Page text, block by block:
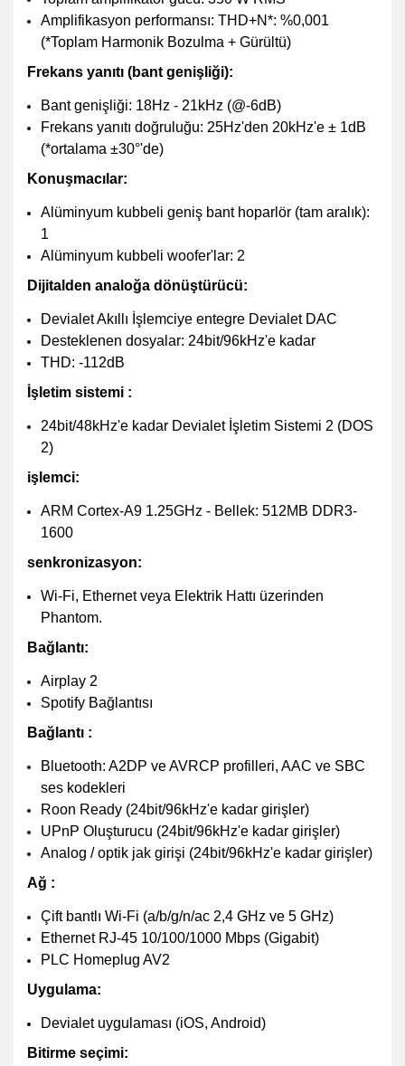
Amplifikasyon performansı: THD+N*: %0,001
(*Toplam Harmonik Bozulma + Gürültü)
Frekans yanıtı (bant genişliği):
Bant genişliği: 18Hz - 21kHz (@-6dB)
Frekans yanıtı doğruluğu: 25Hz'den 20kHz'e ± 1dB
(*ortalama ±30°'de)
Konuşmacılar:
Alüminyum kubbeli geniş bant hoparlör (tam aralık):
1
Alüminyum kubbeli woofer'lar: 2
Dijitalden analoğa dönüştürücü:
Devialet Akıllı İşlemciye entegre Devialet DAC
Desteklenen dosyalar: 24bit/96kHz'e kadar
THD: -112dB
İşletim sistemi :
24bit/48kHz'e kadar Devialet İşletim Sistemi 2 (DOS
2)
işlemci:
ARM Cortex-A9 1.25GHz - Bellek: 512MB DDR3-
1600
senkronizasyon:
Wi-Fi, Ethernet veya Elektrik Hattı üzerinden
Phantom.
Bağlantı:
Airplay 2
Spotify Bağlantısı
Bağlantı :
Bluetooth: A2DP ve AVRCP profilleri, AAC ve SBC
ses kodekleri
Roon Ready (24bit/96kHz'e kadar girişler)
UPnP Oluşturucu (24bit/96kHz'e kadar girişler)
Analog / optik jak girişi (24bit/96kHz'e kadar girişler)
Ağ :
Çift bantlı Wi-Fi (a/b/g/n/ac 2,4 GHz ve 5 GHz)
Ethernet RJ-45 10/100/1000 Mbps (Gigabit)
PLC Homeplug AV2
Uygulama:
Devialet uygulaması (iOS, Android)
Bitirme seçimi: